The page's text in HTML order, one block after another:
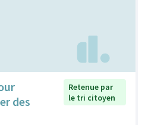
des
Retenue par
le tri citoyen